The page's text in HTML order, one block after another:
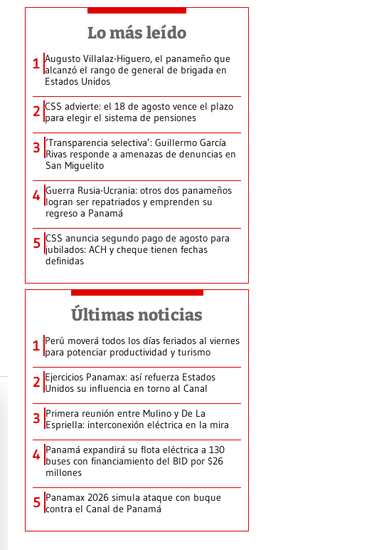
Lo más leído
1 Augusto Villalaz-Higuero, el panameño que
alcanzó el rango de general de brigada en
Estados Unidos
2 CSS advierte: el 18 de agosto vence el plazo
para elegir el sistema de pensiones
3 ‘Transparencia selectiva’: Guillermo García
Rivas responde a amenazas de denuncias en
San Miguelito
4 Guerra Rusia-Ucrania: otros dos panameños
logran ser repatriados y emprenden su
regreso a Panamá
5 CSS anuncia segundo pago de agosto para
jubilados: ACH y cheque tienen fechas
definidas
Últimas noticias
1 Perú moverá todos los días feriados al viernes
para potenciar productividad y turismo
2 Ejercicios Panamax: así refuerza Estados
Unidos su influencia en torno al Canal
3 Primera reunión entre Mulino y De La
Espriella: interconexión eléctrica en la mira
4 Panamá expandirá su flota eléctrica a 130
buses con financiamiento del BID por $26
millones
5 Panamax 2026 simula ataque con buque
contra el Canal de Panamá